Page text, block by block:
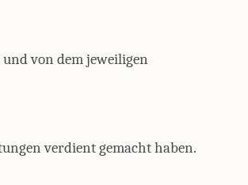
von dem jeweiligen
verdient gemacht haben.